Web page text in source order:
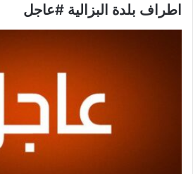
اطراف بلدة البزالية #عاجل